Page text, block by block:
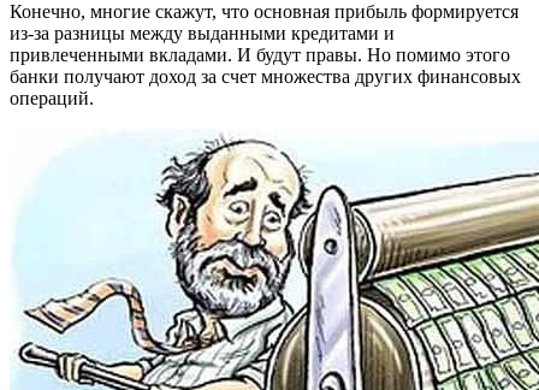
Конечно, многие скажут, что основная прибыль формируется
из-за разницы между выданными кредитами и
привлеченными вкладами. И будут правы. Но помимо этого
банки получают доход за счет множества других финансовых
операций.